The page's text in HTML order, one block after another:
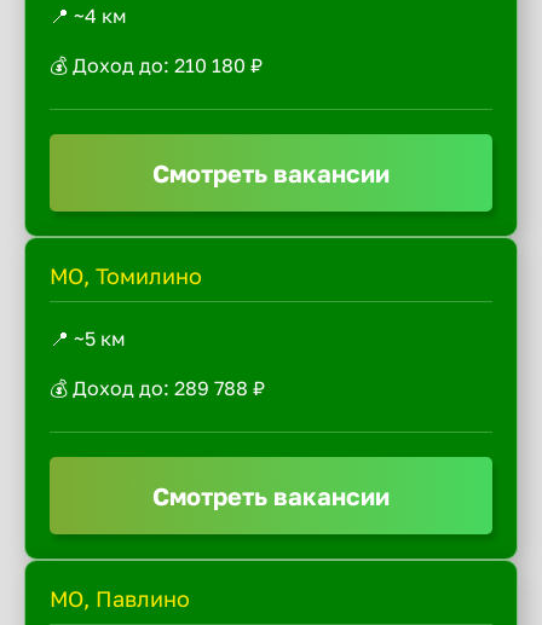
📍 ~4 км
💰 Доход до: 210 180 ₽
Смотреть вакансии
МО, Томилино
📍 ~5 км
💰 Доход до: 289 788 ₽
Смотреть вакансии
МО, Павлино